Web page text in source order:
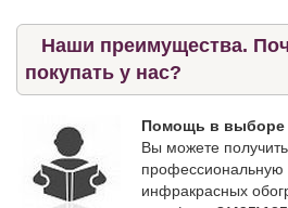
Наши преимущества.
покупать у нас?
Помощь в выборе
Вы можете
профессиональную
инфракрасных